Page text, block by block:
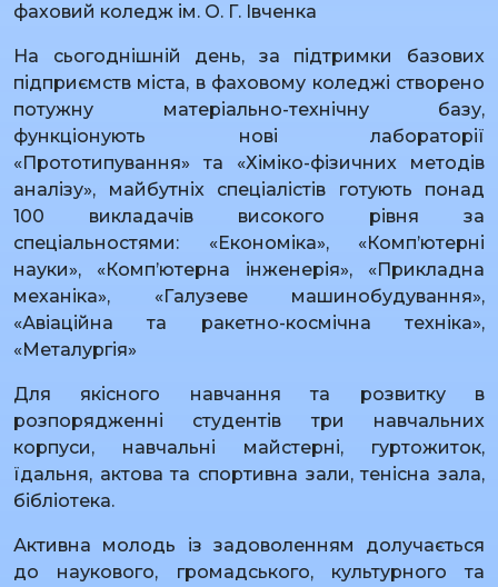
фаховий коледж ім. О. Г. Івченка
На сьогоднішній день, за підтримки базових
підприємств міста, в фаховому коледжі створено
потужну матеріально-технічну базу,
функціонують нові лабораторії
«Прототипування» та «Хіміко-фізичних методів
аналізу», майбутніх спеціалістів готують понад
100 викладачів високого рівня за
спеціальностями: «Економіка», «Комп’ютерні
науки», «Комп’ютерна інженерія», «Прикладна
механіка», «Галузеве машинобудування»,
«Авіаційна та ракетно-космічна техніка»,
«Металургія»
Для якісного навчання та розвитку в
розпорядженні студентів три навчальних
корпуси, навчальні майстерні, гуртожиток,
їдальня, актова та спортивна зали, тенісна зала,
бібліотека.
Активна молодь із задоволенням долучається
до наукового, громадського, культурного та